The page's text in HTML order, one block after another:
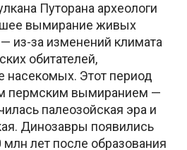
Путорана археологи
вымирание живых
из-за изменений климата
обитателей,
насекомых. Этот период
пермским вымиранием —
палеозойская эра и
Динозавры появились
лет после образования